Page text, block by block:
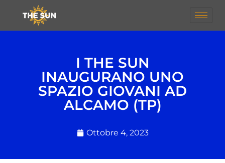
I THE SUN
INAUGURANO UNO
SPAZIO GIOVANI AD
ALCAMO (TP)
Ottobre 4, 2023